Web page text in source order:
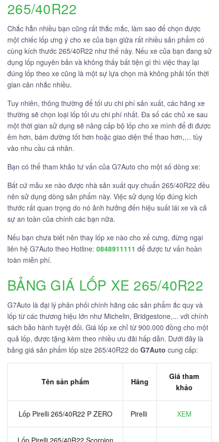
265/40R22
Chắc hẳn nhiều bạn cũng rất thắc mắc, làm sao để chọn được
một chiếc lốp ưng ý cho xe của bạn giữa rất nhiều sản phẩm có
cùng kích thước 265/40R22 như thế này. Nếu xe của bạn đang sử
dụng lốp nguyên bản và không thấy bất tiện gì thì việc thay lại
đúng lốp theo xe cũng là một sự lựa chọn mà không phải tốn thời
gian cân nhắc nhiều.
Tuy nhiên, thông thường để tối ưu chi phí sản xuất, các hãng xe
thường sẽ chọn loại lốp tối ưu chi phí nhất. Đa số các chủ xe sau
một thời gian sử dụng sẽ nâng cấp bộ lốp cho xe mình để đi được
êm hơn, bám đường tốt hơn hoặc giao diện thể thao hơn,… tùy
vào nhu cầu cá nhân.
Bạn có thể tham khảo tư vấn của G7Auto cho một số dòng xe:
Bất cứ mẫu xe nào được nhà sản xuất quy chuẩn 265/40R22 đều
nên sử dụng dòng sản phẩm này. Việc sử dụng lốp đúng kích
thước rất quan trọng do nó ảnh hưởng đến hiệu suất lái xe và cả
sự an toàn của chính các bạn nữa.
Nếu bạn chưa biết nên thay lốp xe nào cho xế cưng, đừng ngại
liên hệ G7Auto theo Hotline: 0848911111 để được tư vấn hoàn
toàn miễn phí.
BẢNG GIÁ LỐP XE 265/40R22
G7Auto là đại lý phân phối chính hãng các sản phẩm ắc quy và
lốp từ các thương hiệu lớn như Michelin, Bridgestone,... với chính
sách bảo hành tuyệt đối. Giá lốp xe chỉ từ 900.000 đồng cho một
quả lốp, được tặng kèm theo nhiều ưu đãi hấp dẫn. Dưới đây là
bảng giá sản phẩm lốp size 265/40R22 do G7Auto cung cấp:
Tên sản phẩm Hãng
Giá tham
khảo
Lốp Pirelli 265/40R22 P ZERO Pirelli XEM
Lốp Pirelli 265/40R22 Scorpion